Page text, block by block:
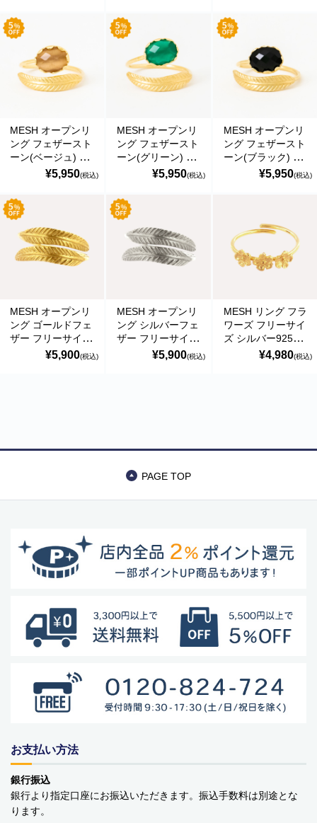
ト 指輪 ポルトガ
ル直輸入
ANE0023F Gold
ト 指輪 ポルトガ
ル直輸入
ANE0023F Gold
Ring
ドコート フォーク
リング 指輪 ポル
トガル直輸入
ANE0021 Gold
Ring
MESH オープンリ
ング フェザースト
ーン(ベージュ) フ
リーサイズ シルバ
ドコート フォーク
リング 指輪 ポル
ANE0021 Gold
Ring
¥5,950(税込)
MESH オープンリ
ング フェザースト
ーン(グリーン) フ
リーサイズ シルバ
ドコート フォーク
リング 指輪 ポル
ANE0021 Gold
Ring
¥5,950(税込)
MESH オープンリ
ング フェザースト
ーン(ブラック) フ
リーサイズ シルバ
トガル直輸入
ANE0021 Gold
Ring
¥5,950(税込)
MESH オープンリ
ング ゴールドフェ
ザー フリーサイズ
シルバー925 18K
¥5,900(税込)
MESH オープンリ
ング シルバーフェ
ザー フリーサイズ
シルバー925 シル
¥5,900(税込)
MESH リング フラ
ワーズ フリーサイ
ズ シルバー925
18Kゴールドコー
¥4,980(税込)
商品カテゴリー
食品
ペットフード・グッズ
PAGE TOP
お支払い方法
銀行振込
銀行より指定口座にお振込いただきます。振込手数料は別途とな
ります。